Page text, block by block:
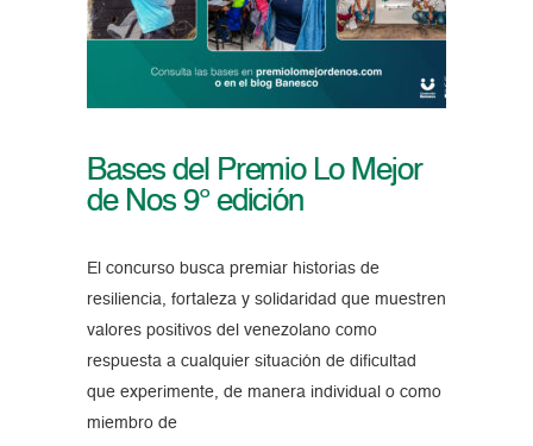
Bases del Premio Lo Mejor
de Nos 9° edición
El concurso busca premiar historias de
resiliencia, fortaleza y solidaridad que muestren
valores positivos del venezolano como
respuesta a cualquier situación de dificultad
que experimente, de manera individual o como
miembro de